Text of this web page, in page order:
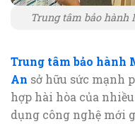
Trung tâm bảo
Trung tâm bảo hành
An sở hữu sức mạnh
hợp hài hòa của
dụng công nghệ mới